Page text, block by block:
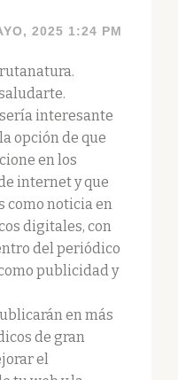
2025 1:24 PM
interesante
opción de que
en los
internet y que
como noticia en
digitales, con
del periódico
publicidad y
en más
de gran
el